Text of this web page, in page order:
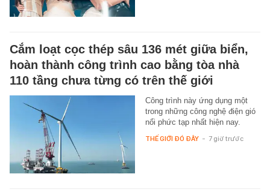
Cắm loạt cọc thép sâu 136 mét giữa biển,
hoàn thành công trình cao bằng tòa nhà
110 tầng chưa từng có trên thế giới
Công trình này ứng dụng một
trong những công nghệ điện gió
nổi phức tạp nhất hiện nay.
THẾ GIỚI ĐÓ ĐÂY - 7 giờ trước